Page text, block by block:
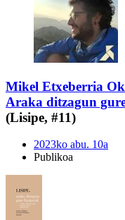
Mikel Etxeberria
Araka ditzagun
(Lisipe, #11)
2023ko abu. 10a
Publikoa